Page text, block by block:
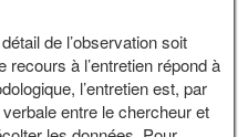
de l’observation soit
recours à l’entretien répond à
l’entretien est, par
entre le chercheur et